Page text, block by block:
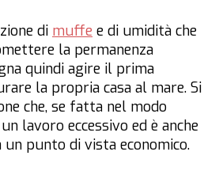
di muffe e di umidità che
la permanenza
quindi agire il prima
la propria casa al mare. Si
che, se fatta nel modo
lavoro eccessivo ed è anche
un punto di vista economico.